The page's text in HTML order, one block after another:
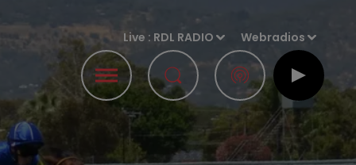
Live : RDL RADIO Webradios